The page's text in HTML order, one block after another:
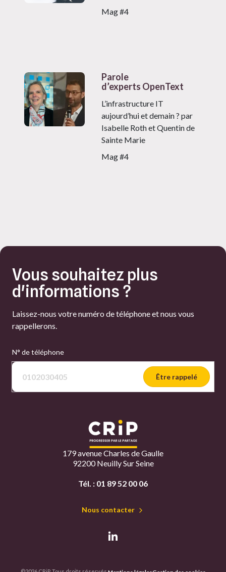
Mag #4
Parole
d’experts OpenText
L’infrastructure IT
aujourd’hui et demain ? par
Isabelle Roth et Quentin de
Sainte Marie
Mag #4
Vous souhaitez plus
d'informations ?
Laissez-nous votre numéro de téléphone et nous vous
rappellerons.
N° de téléphone
Être rappelé
179 avenue Charles de Gaulle
92200 Neuilly Sur Seine
Tél. : 01 89 52 00 06
Nous contacter